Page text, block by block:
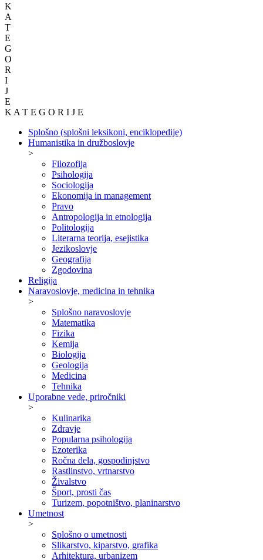
K
A
T
E
G
O
R
I
J
E
K A T E G O R I J E
Splošno (splošni leksikoni, enciklopedije)
Humanistika in družboslovje
>
Filozofija
Psihologija
Sociologija
Ekonomija in management
Pravo
Antropologija in etnologija
Politologija
Literarna teorija, esejistika
Jezikoslovje
Geografija
Zgodovina
Religija
Naravoslovje, medicina in tehnika
>
Splošno naravoslovje
Matematika
Fizika
Kemija
Biologija
Geologija
Medicina
Tehnika
Uporabne vede, priročniki
>
Kulinarika
Zdravje
Popularna psihologija
Ezoterika
Ročna dela, gospodinjstvo
Rastlinstvo, vrtnarstvo
Živalstvo
Šport, prosti čas
Turizem, popotništvo, planinarstvo
Umetnost
>
Splošno o umetnosti
Slikarstvo, kiparstvo, grafika
Arhitektura, urbanizem